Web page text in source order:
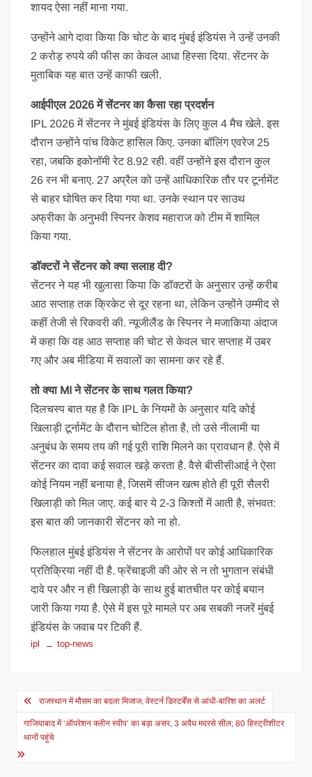
शायद ऐसा नहीं माना गया.
उन्होंने आगे दावा किया कि चोट के बाद मुंबई इंडियंस ने उन्हें उनकी
2 करोड़ रुपये की फीस का केवल आधा हिस्सा दिया. सेंटनर के
मुताबिक यह बात उन्हें काफी खली.
आईपीएल 2026 में सेंटनर का कैसा रहा प्रदर्शन
IPL 2026 में सेंटनर ने मुंबई इंडियंस के लिए कुल 4 मैच खेले. इस
दौरान उन्होंने पांच विकेट हासिल किए. उनका बॉल‍िंग एवरेज 25
रहा, जबकि इकोनॉमी रेट 8.92 रही. वहीं उन्होंने इस दौरान कुल
26 रन भी बनाए. 27 अप्रैल को उन्हें आधिकारिक तौर पर टूर्नामेंट
से बाहर घोषित कर दिया गया था. उनके स्थान पर साउथ
अफ्रीका के अनुभवी स्पिनर केशव महाराज को टीम में शामिल
किया गया.
डॉक्टरों ने सेंटनर को क्या सलाह दी?
सेंटनर ने यह भी खुलासा किया कि डॉक्टरों के अनुसार उन्हें करीब
आठ सप्ताह तक क्रिकेट से दूर रहना था, लेकिन उन्होंने उम्मीद से
कहीं तेजी से रिकवरी की. न्यूजीलैंड के स्पिनर ने मजाकिया अंदाज
में कहा कि वह आठ सप्ताह की चोट से केवल चार सप्ताह में उबर
गए और अब मीडिया में सवालों का सामना कर रहे हैं.
तो क्या MI ने सेंटनर के साथ गलत किया?
दिलचस्प बात यह है कि IPL के नियमों के अनुसार यदि कोई
खिलाड़ी टूर्नामेंट के दौरान चोटिल होता है, तो उसे नीलामी या
अनुबंध के समय तय की गई पूरी राशि मिलने का प्रावधान है. ऐसे में
सेंटनर का दावा कई सवाल खड़े करता है. वैसे बीसीसीआई ने ऐसा
कोई न‍ियम नहीं बनाया है, जिसमें सीजन खत्म होते ही पूरी सैलरी
ख‍िलाड़ी को म‍िल जाए. कई बार ये 2-3 क‍िश्तों में आती है, संभवत:
इस बात की जानकारी सेंटनर को ना हो.
फिलहाल मुंबई इंडियंस ने सेंटनर के आरोपों पर कोई आधिकारिक
प्रतिक्रिया नहीं दी है. फ्रेंचाइजी की ओर से न तो भुगतान संबंधी
दावे पर और न ही खिलाड़ी के साथ हुई बातचीत पर कोई बयान
जारी किया गया है. ऐसे में इस पूरे मामले पर अब सबकी नजरें मुंबई
इंडियंस के जवाब पर टिकी हैं.
ipl top-news
Post
navigation
राजस्थान में मौसम का बदला मिजाज, वेस्टर्न डिस्टर्बेंस से आंधी-बारिश का अलर्ट
गाजियाबाद में ‘ऑपरेशन क्लीन स्वीप’ का बड़ा असर, 3 अवैध मदरसे सील; 80 हिस्ट्रीशीटर
थानों पहुंचे